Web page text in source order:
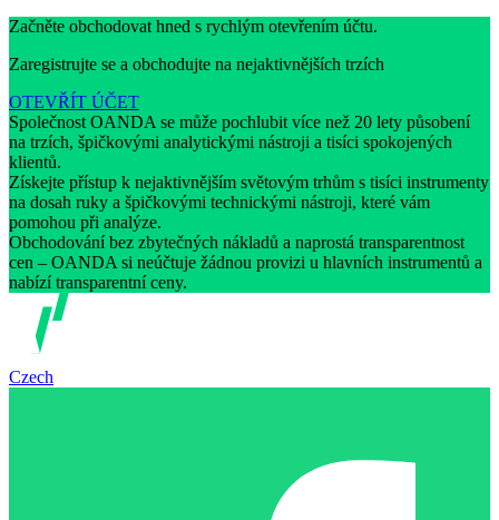
Začněte obchodovat hned s rychlým otevřením účtu.
Zaregistrujte se a obchodujte na nejaktivnějších trzích
OTEVŘÍT ÚČET
Společnost OANDA se může pochlubit více než 20 lety působení
na trzích, špičkovými analytickými nástroji a tisíci spokojených
klientů.
Získejte přístup k nejaktivnějším světovým trhům s tisíci instrumenty
na dosah ruky a špičkovými technickými nástroji, které vám
pomohou při analýze.
Obchodování bez zbytečných nákladů a naprostá transparentnost
cen – OANDA si neúčtuje žádnou provizi u hlavních instrumentů a
nabízí transparentní ceny.
Czech